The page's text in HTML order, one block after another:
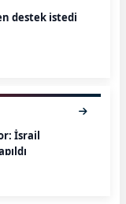
destek istedi
İsrail